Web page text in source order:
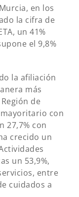
en los
la cifra de
un 41%
el 9,8%
la afiliación
más
de
con
27,7% con
crecido un
un 53,9%,
entre
cuidados a